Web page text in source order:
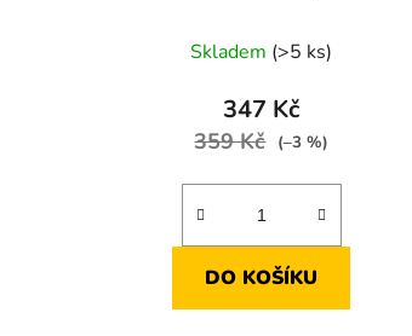
Skladem (>5 ks)
347 Kč
359 Kč (–3 %)
DO KOŠÍKU